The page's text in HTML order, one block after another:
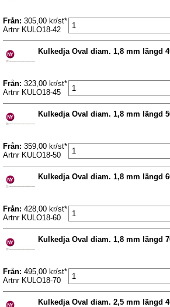
Från: 305,00 kr/st*
Artnr KULO18-42
Kulkedja Oval diam. 1,8 mm längd
Från: 323,00 kr/st*
Artnr KULO18-45
Kulkedja Oval diam. 1,8 mm längd
Från: 359,00 kr/st*
Artnr KULO18-50
Kulkedja Oval diam. 1,8 mm längd
Från: 428,00 kr/st*
Artnr KULO18-60
Kulkedja Oval diam. 1,8 mm längd
Från: 495,00 kr/st*
Artnr KULO18-70
Kulkedja Oval diam. 2,5 mm längd